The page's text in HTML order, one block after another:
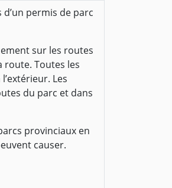
permis de parc
sur les routes
route. Toutes les
Les
du parc et dans
provinciaux en
causer.